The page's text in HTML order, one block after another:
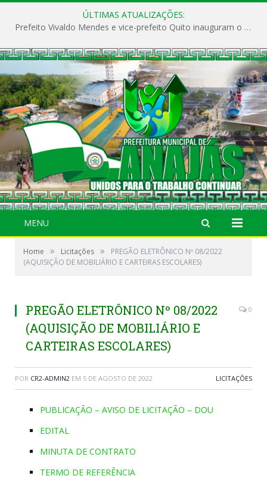
ÚLTIMAS ATUALIZAÇÕES:
Prefeito Vivaldo Mendes e vice-prefeito Quito inauguram o CAPS e fortalecem a saúde pública em Anajás.
MENU
Home » Licitações »
PREGÃO ELETRÔNICO Nº 08/2022
(AQUISIÇÃO DE MOBILIÁRIO E CARTEIRAS ESCOLARES)
PREGÃO ELETRÔNICO Nº 08/2022
(AQUISIÇÃO DE MOBILIÁRIO E
CARTEIRAS ESCOLARES)
0
POR CR2-ADMIN2 EM 5 DE AGOSTO DE 2022 LICITAÇÕES
PUBLICAÇÃO – AVISO DE LICITAÇÃO – DOU
EDITAL
MINUTA DE CONTRATO
TERMO DE REFERÊNCIA